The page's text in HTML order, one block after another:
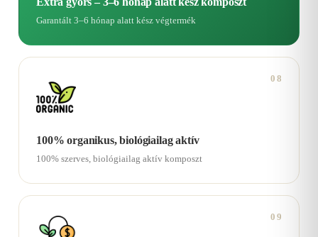
Garantált 3–6 hónap alatt kész végtermék
08
100% organikus, biológiailag aktív
100% szerves, biológiailag aktív komposzt
09